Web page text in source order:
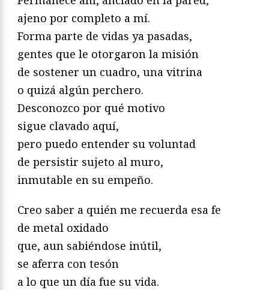
ajeno por completo a mí.
Forma parte de vidas ya pasadas,
gentes que le otorgaron la misión
de sostener un cuadro, una vitrina
o quizá algún perchero.
Desconozco por qué motivo
sigue clavado aquí,
pero puedo entender su voluntad
de persistir sujeto al muro,
inmutable en su empeño.
Creo saber a quién me recuerda esa fe
de metal oxidado
que, aun sabiéndose inútil,
se aferra con tesón
a lo que un día fue su vida.